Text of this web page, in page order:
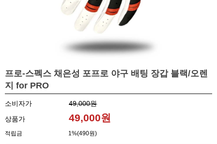
프로-스펙스 채은성 포프로 야구 배팅 장갑 블랙/오렌
지 for PRO
소비자가
49,000원
상품가
49,000원
적립금 1%(490원)